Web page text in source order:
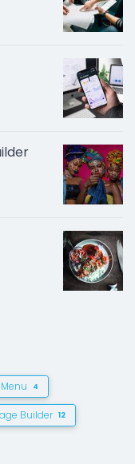
4
Builder 12